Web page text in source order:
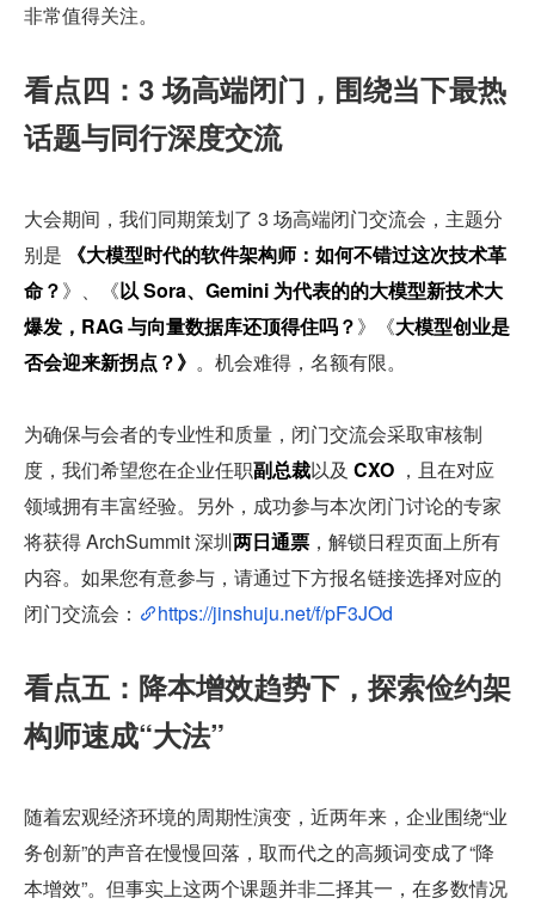
非常值得关注。
看点四：3 场高端闭门，围绕当下最热
话题与同行深度交流
大会期间，我们同期策划了 3 场高端闭门交流会，主题分
别是
《大模型时代的软件架构师：如何不错过这次技术革
命？》、《以 Sora、Gemini 为代表的的大模型新技术大
爆发，RAG 与向量数据库还顶得住吗？》《大模型创业是
否会迎来新拐点？》 。机会难得，名额有限。
为确保与会者的专业性和质量，闭门交流会采取审核制
度，我们希望您在企业任职副总裁以及 CXO ，且在对应
领域拥有丰富经验。另外，成功参与本次闭门讨论的专家
将获得 ArchSummit 深圳两日通票 ，解锁日程页面上所有
内容。如果您有意参与，请通过下方报名链接选择对应的
闭门交流会：
https://jinshuju.net/f/pF3JOd
看点五：降本增效趋势下，探索俭约架
构师速成“大法”
随着宏观经济环境的周期性演变，近两年来，企业围绕“业
务创新”的声音在慢慢回落，取而代之的高频词变成了“降
本增效”。但事实上这两个课题并非二择其一，在多数情况